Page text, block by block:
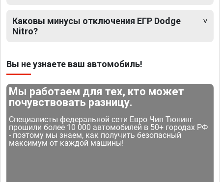
Каковы минусы отключения ЕГР Dodge
Nitro?
Вы не узнаете ваш автомобиль!
Мы работаем для тех, кто может
почувствовать разницу.
Специалисты федеральной сети Евро Чип Тюнинг
прошили более 10 000 автомобилей в 50+ городах РФ
- поэтому мы знаем, как получить безопасный
максимум от каждой машины!